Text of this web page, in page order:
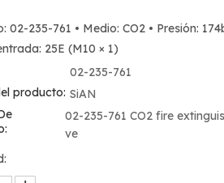
02-235-761 • Medio: CO2 • Presión:
25E (M10 × 1)
02-235-761
producto: SiAN
02-235-761 CO2 fire
ve